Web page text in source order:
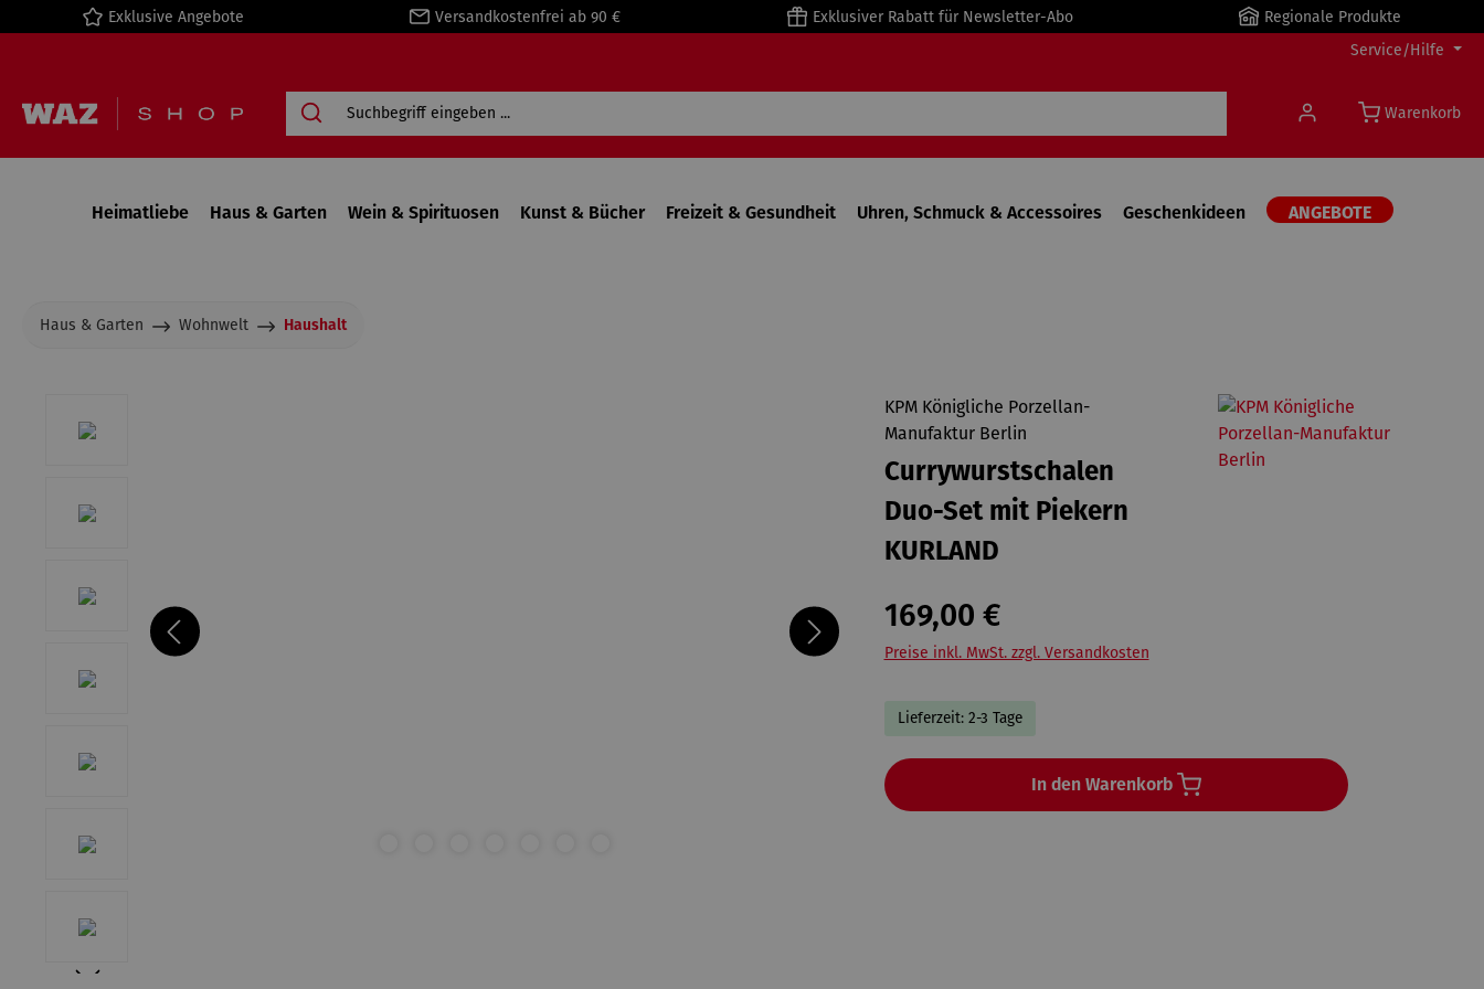
Zur Hauptnavigation springen
Exklusive Angebote Versandkostenfrei ab 90 € Exklusiver Rabatt für Newsletter-Abo
Regionale Produkte
Service/Hilfe
Warenkorb
Heimatliebe Haus & Garten Wein & Spirituosen Kunst & Bücher Freizeit & Gesundheit Uhren, Schmuck & Accessoires Geschenkideen ANGEBOTE
Haus & Garten Wohnwelt Haushalt
KPM Königliche Porzellan-
Manufaktur Berlin
Currywurstschalen
Duo-Set mit Piekern
KURLAND
169,00 €
Preise inkl. MwSt. zzgl. Versandkosten
Lieferzeit: 2-3 Tage
In den Warenkorb